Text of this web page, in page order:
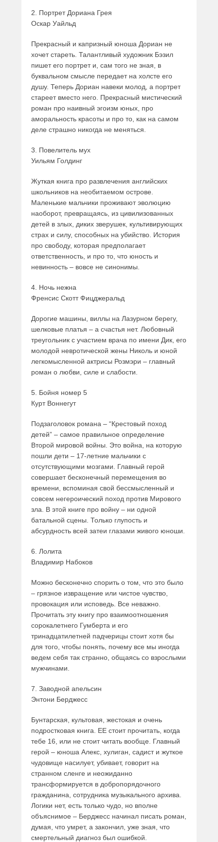
2. Портрет Дориана Грея
Оскар Уайльд
Прекрасный и капризный юноша Дориан не
хочет стареть. Талантливый художник Бэзил
пишет его портрет и, сам того не зная, в
буквальном смысле передает на холсте его
душу. Теперь Дориан навеки молод, а портрет
стареет вместо него. Прекрасный мистический
роман про наивный эгоизм юных, про
аморальность красоты и про то, как на самом
деле страшно никогда не меняться.
3. Повелитель мух
Уильям Голдинг
Жуткая книга про развлечения английских
школьников на необитаемом острове.
Маленькие мальчики проживают эволюцию
наоборот, превращаясь, из цивилизованных
детей в злых, диких зверушек, культивирующих
страх и силу, способных на убийство. История
про свободу, которая предполагает
ответственность, и про то, что юность и
невинность – вовсе не синонимы.
4. Ночь нежна
Френсис Скотт Фицджеральд
Дорогие машины, виллы на Лазурном берегу,
шелковые платья – а счастья нет. Любовный
треугольник с участием врача по имени Дик, его
молодой невротической жены Николь и юной
легкомысленной актрисы Розмэри – главный
роман о любви, силе и слабости.
5. Бойня номер 5
Курт Воннегут
Подзаголовок романа – “Крестовый поход
детей” – самое правильное определение
Второй мировой войны. Это война, на которую
пошли дети – 17-летние мальчики с
отсутствующими мозгами. Главный герой
совершает бесконечный перемещения во
времени, вспоминая свой бессмысленный и
совсем негероический поход против Мирового
зла. В этой книге про войну – ни одной
батальной сцены. Только глупость и
абсурдность всей затеи глазами живого юноши.
6. Лолита
Владимир Набоков
Можно бесконечно спорить о том, что это было
– грязное извращение или чистое чувство,
провокация или исповедь. Все неважно.
Прочитать эту книгу про взаимоотношения
сорокалетнего Гумберта и его
тринадцатилетней падчерицы стоит хотя бы
для того, чтобы понять, почему все мы иногда
ведем себя так странно, общаясь со взрослыми
мужчинами.
7. Заводной апельсин
Энтони Берджесс
Бунтарская, культовая, жестокая и очень
подростковая книга. ЕЕ стоит прочитать, когда
тебе 16, или не стоит читать вообще. Главный
герой – юноша Алекс, хулиган, садист и жуткое
чудовище насилует, убивает, говорит на
странном сленге и неожиданно
трансформируется в добропорядочного
гражданина, сотрудника музыкального архива.
Логики нет, есть только чудо, но вполне
объяснимое – Берджесс начинал писать роман,
думая, что умрет, а закончил, уже зная, что
смертельный диагноз был ошибкой.